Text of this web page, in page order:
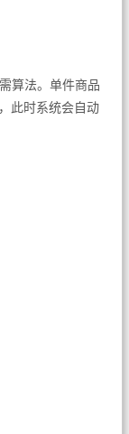
算法。单件商品
此时系统会自动